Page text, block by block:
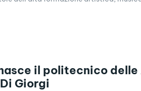
il politecnico
Giorgi